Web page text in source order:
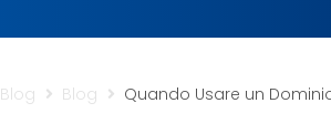
Blog Blog Quando Usare un